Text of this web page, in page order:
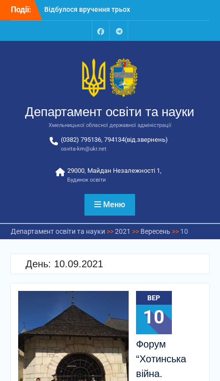
Перейти
Події:
закладів освіти
Відбулося засідання
колегії Департаменту
освіти та науки обласної
Відбулась обласна
відповідальних за
національно-патріотичне
FacebookTalegram
Департамент освіти та науки
Хмельницької обласної державної адміністрації
(0382) 795136, 794134(від.звернень)
osvita-km@ukr.net
29000, Майдан Незалежності 1,
Будинок освіти
Меню
Департамент освіти та науки >>2021 >> Вересень >> 10
День: 10.09.2021
ВЕР
10
Форум
“Хотинська
війна.